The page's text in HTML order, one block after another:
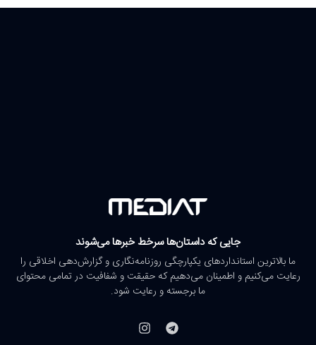
جایی که داستان‌ها سرخط خبرها می‌شوند
ما بالاترین استانداردهای یکپارچگی روزنامه‌نگاری و گزارش‌دهی اخلاقی را
رعایت می‌کنیم و اطمینان می‌دهیم که حقیقت و شفافیت در تمامی محتوای
ما برجسته و رعایت شود.